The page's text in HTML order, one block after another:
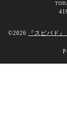
©2026 『スピバド